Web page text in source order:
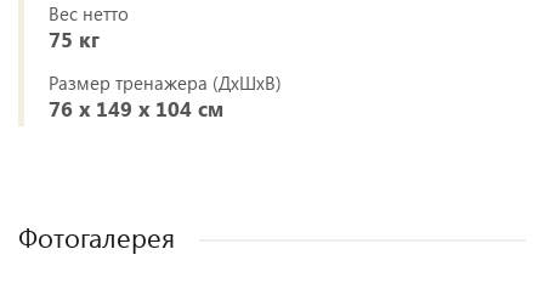
Вес нетто
75 кг
Размер тренажера (ДxШxВ)
76 х 149 х 104 см
Фотогалерея